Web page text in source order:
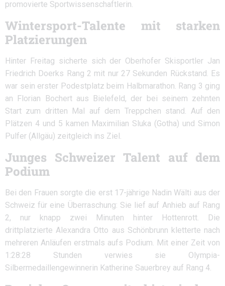
promovierte Sportwissenschaftlerin.
Wintersport-Talente mit starken
Platzierungen
Hinter Freitag sicherte sich der Oberhofer Skisportler Jan
Friedrich Doerks Rang 2 mit nur 27 Sekunden Rückstand. Es
war sein erster Podestplatz beim Halbmarathon. Rang 3 ging
an Florian Bochert aus Bielefeld, der bei seinem zehnten
Start zum dritten Mal auf dem Treppchen stand. Auf den
Plätzen 4 und 5 kamen Maximilian Sluka (Gotha) und Simon
Pulfer (Allgäu) zeitgleich ins Ziel.
Junges Schweizer Talent auf dem
Podium
Bei den Frauen sorgte die erst 17-jährige Nadin Wälti aus der
Schweiz für eine Überraschung: Sie lief auf Anhieb auf Rang
2, nur knapp zwei Minuten hinter Hottenrott. Die
drittplatzierte Alexandra Otto aus Schönbrunn kletterte nach
mehreren Anläufen erstmals aufs Podium. Mit einer Zeit von
1:28:28 Stunden verwies sie Olympia-
Silbermedaillengewinnerin Katherine Sauerbrey auf Rang 4.